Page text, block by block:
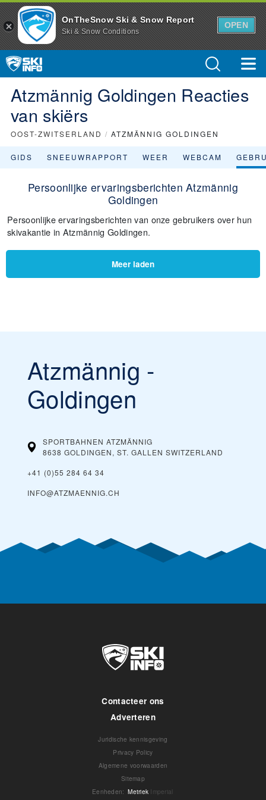
OnTheSnow Ski & Snow Report
Ski & Snow Conditions
OPEN
Atzmännig Goldingen Reacties
van skiërs
OOST-ZWITSERLAND / ATZMÄNNIG GOLDINGEN
GIDS SNEEUWRAPPORT WEER WEBCAM
Persoonlijke ervaringsberichten Atzmännig
Goldingen
Persoonlijke ervaringsberichten van onze gebruikers over hun
skivakantie in Atzmännig Goldingen.
Meer laden
Atzmännig -
Goldingen
SPORTBAHNEN ATZMÄNNIG
8638 GOLDINGEN, ST. GALLEN SWITZERLAND
+41 (0)55 284 64 34
INFO@ATZMAENNIG.CH
Contacteer ons
Adverteren
Juridische kennisgeving
Privacy Policy
Algemene voorwaarden
Sitemap
Eenheden: Metriek Imperial